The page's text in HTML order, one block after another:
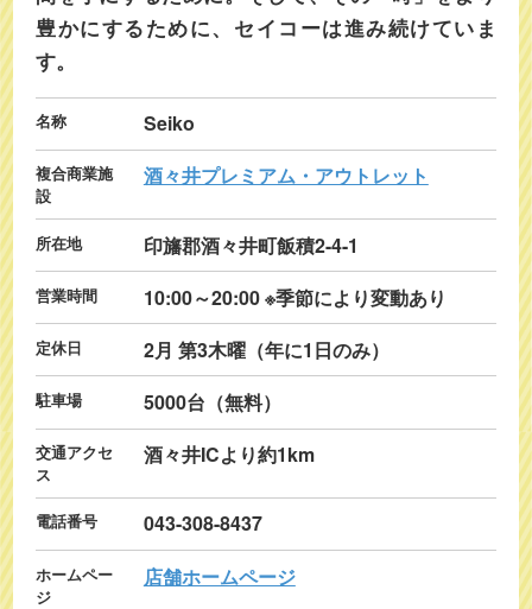
豊かにするために、セイコーは進み続けていま
す。
名称 Seiko
複合商業施
設
酒々井プレミアム・アウトレット
所在地 印旛郡酒々井町飯積2-4-1
営業時間 10:00～20:00 ※季節により変動あり
定休日 2月 第3木曜（年に1日のみ）
駐車場 5000台（無料）
交通アクセ
ス
酒々井ICより約1km
電話番号 043-308-8437
ホームペー
ジ
店舗ホームページ